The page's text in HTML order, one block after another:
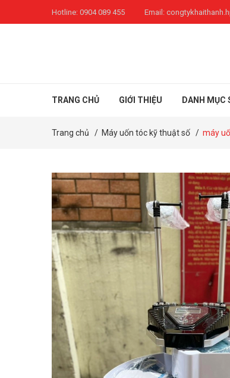
Hotline: 0904 089 455 Email:
TRANG CHỦ GIỚI THIỆU DANH MỤC
Trang chủ / Máy uốn tóc kỹ thuật số / máy